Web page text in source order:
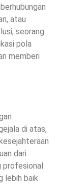
atau
seorang
pola
memberi
di atas,
dari
profesional
lebih baik